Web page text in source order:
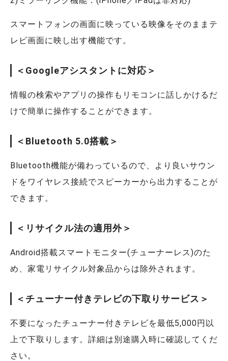
スマートフォンの画面に映っている映像をそのままテ
レビ画面に映し出す機能です。
＜Googleアシスタントに対応＞
情報の検索やアプリの操作もリモコンに話しかけるだ
けで簡単に操作することができます。
＜Bluetooth 5.0搭載＞
Bluetooth機能が備わっているので、より良いサウン
ドをワイヤレス接続でスピーカーから出力することが
できます。
＜リサイクル法の適用外＞
Android搭載スマートモニター(チューナーレス)のた
め、家電リサイクル対象品からは除外されます。
＜チューナー付きテレビの下取りサービス＞
不要になったチューナー付きテレビを最低5,000円以
上で下取りします。詳細は別途購入時に確認してくだ
さい。